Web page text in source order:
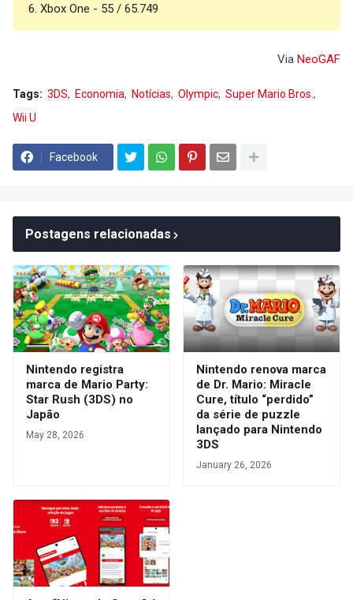
6. Xbox One - 55 / 65.749
Via NeoGAF
Tags: 3DS Economia Notícias Olympic Super Mario Bros.
Wii U
Facebook
Postagens relacionadas
Nintendo registra
marca de Mario Party:
Star Rush (3DS) no
Japão
May 28, 2026
Nintendo renova marca
de Dr. Mario: Miracle
Cure, título “perdido”
da série de puzzle
lançado para Nintendo
3DS
January 26, 2026